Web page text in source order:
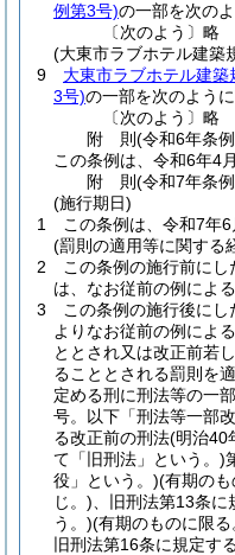
例第3号)の一部を次の
〔次のよう〕略
(大東市ラブホテル建築
9
大東市ラブホテル建築
3号)の一部を次のように
〔次のよう〕略
附 則(令和6年条
この条例は、令和6年4
附 則(令和7年条
(施行期日)
1
この条例は、令和7年6
(罰則の適用等に関する
2
この条例の施行前に
は、なお従前の例による
3
この条例の施行後に
よりなお従前の例によ
ととされ又は改正前若
ることとされる罰則を
定める刑に刑法等の一
号。以下「刑法等一部
る改正前の刑法(明治40
て「旧刑法」という。)
役」という。)(有期のも
じ。) 、旧刑法第13条
う。)(有期のものに限
旧刑法第16条に規定す